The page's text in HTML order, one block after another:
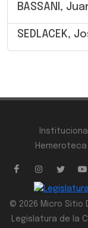
BASSANI,
SEDLACEK,
Institucional
Hemeroteca
© 2026 Micro Sitio
Legislatura de la